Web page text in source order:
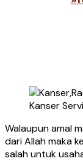
Kanser
Walaupun amal
dari Allah maka
salah untuk